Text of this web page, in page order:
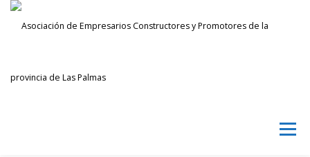
Saltar
Menú